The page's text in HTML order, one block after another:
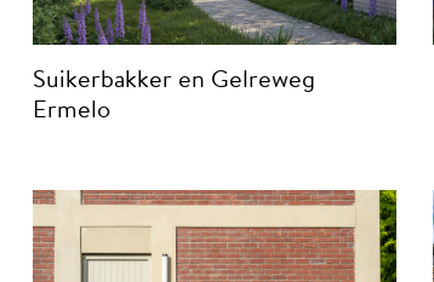
Suikerbakker en Gelreweg
Ermelo